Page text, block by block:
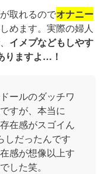
取れるのでオナニー
めます。実際の婦人
イメプなどもしやす
りますよ…！
ールのダッチワ
すが、本当に
在感がスゴイん
しだったんです
感が想像以上す
した笑。